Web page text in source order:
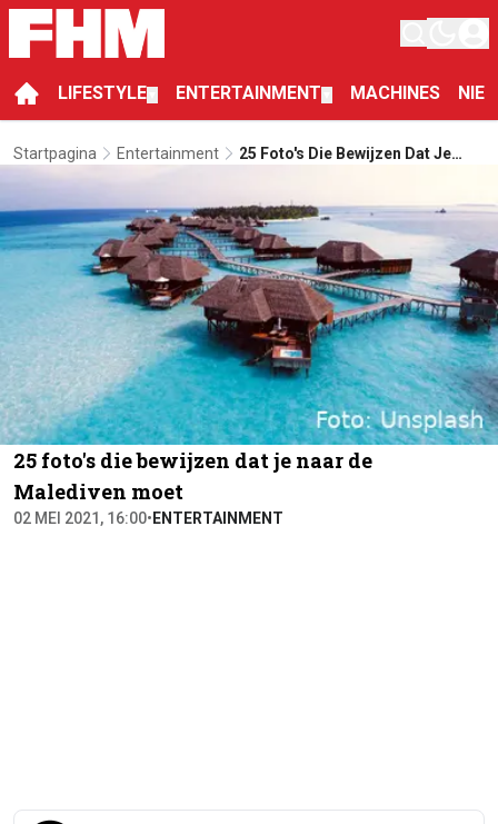
LIFESTYLE ENTERTAINMENT MACHINES
Startpagina Entertainment
25 Foto's Die Bewijzen Dat Je
25 foto's die bewijzen dat je naar de
Malediven moet
02 MEI 2021, 16:00• ENTERTAINMENT